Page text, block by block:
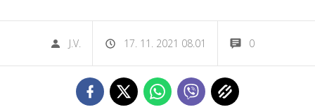
J.V. 17. 11. 2021 08.01 0